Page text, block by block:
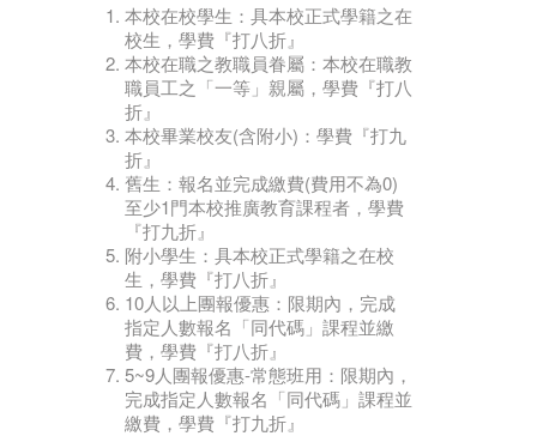
本校在校學生：具本校正式學籍之在
校生，學費『打八折』
本校在職之教職員眷屬：本校在職教
職員工之「一等」親屬，學費『打八
折』
本校畢業校友(含附小)：學費『打九
折』
舊生：報名並完成繳費(費用不為0)
至少1門本校推廣教育課程者，學費
『打九折』
附小學生：具本校正式學籍之在校
生，學費『打八折』
10人以上團報優惠：限期內，完成
指定人數報名「同代碼」課程並繳
費，學費『打八折』
5~9人團報優惠-常態班用：限期內，
完成指定人數報名「同代碼」課程並
繳費，學費『打九折』